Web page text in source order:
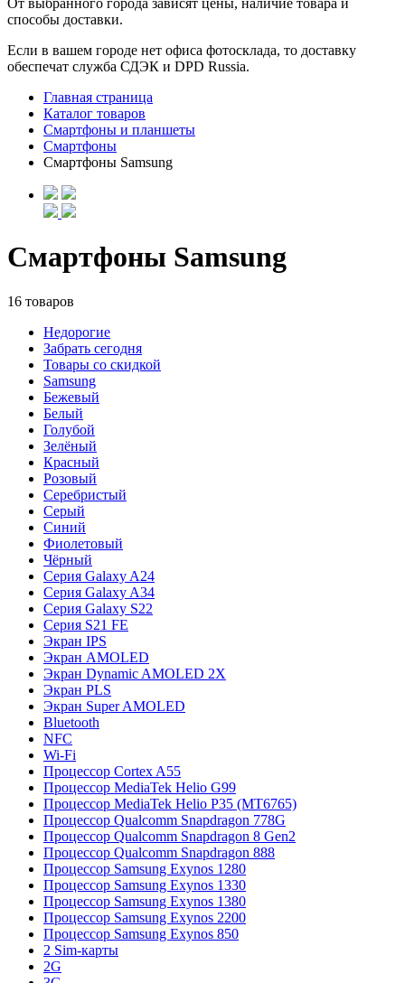
От выбранного города зависят цены, наличие товара и
способы доставки.
Если в вашем городе нет офиса фотосклада, то доставку
обеспечат служба СДЭК и DPD Russia.
Главная страница
Каталог товаров
Смартфоны и планшеты
Смартфоны
Смартфоны Samsung
Смартфоны Samsung
16 товаров
Недорогие
Забрать сегодня
Товары со скидкой
Samsung
Бежевый
Белый
Голубой
Зелёный
Красный
Розовый
Серебристый
Серый
Синий
Фиолетовый
Чёрный
Серия Galaxy A24
Серия Galaxy A34
Серия Galaxy S22
Серия S21 FE
Экран IPS
Экран AMOLED
Экран Dynamic AMOLED 2X
Экран PLS
Экран Super AMOLED
Bluetooth
NFC
Wi-Fi
Процессор Cortex A55
Процессор MediaTek Helio G99
Процессор MediaTek Helio P35 (MT6765)
Процессор Qualcomm Snapdragon 778G
Процессор Qualcomm Snapdragon 8 Gen2
Процессор Qualcomm Snapdragon 888
Процессор Samsung Exynos 1280
Процессор Samsung Exynos 1330
Процессор Samsung Exynos 1380
Процессор Samsung Exynos 2200
Процессор Samsung Exynos 850
2 Sim-карты
2G